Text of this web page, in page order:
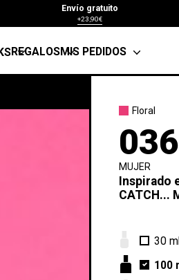
Envío gratuito
+23,90€
REGALOSMIS PEDIDOS
Floral
036
MUJER
Inspirado
CATCH...
30
100